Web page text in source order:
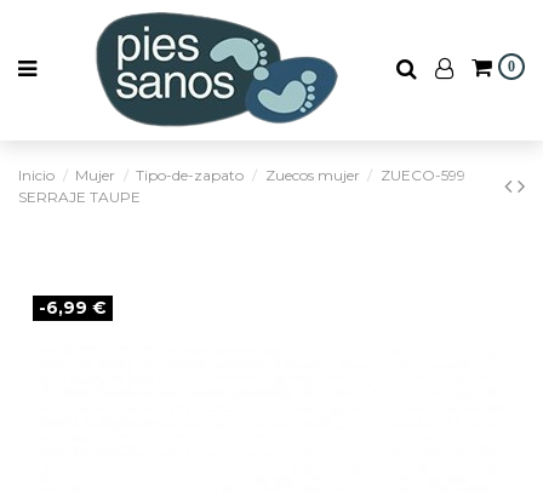
0
Inicio Mujer Tipo-de-zapato Zuecos mujer
ZUECO-599
SERRAJE TAUPE
-6,99 €